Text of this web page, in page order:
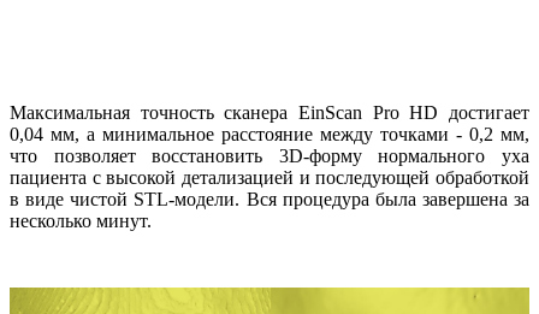
Максимальная точность сканера EinScan Pro HD достигает
0,04 мм, а минимальное расстояние между точками - 0,2 мм,
что позволяет восстановить 3D-форму нормального уха
пациента с высокой детализацией и последующей обработкой
в виде чистой STL-модели. Вся процедура была завершена за
несколько минут.